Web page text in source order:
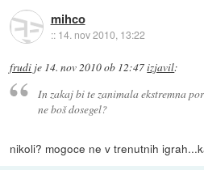
mihco
:: 14. nov 2010, 13:22
frudi je 14. nov 2010 ob 12:47izjavil:
In zakaj bi te zanimala ekstremna
ne boš dosegel?
nikoli? mogoce ne v trenutnih